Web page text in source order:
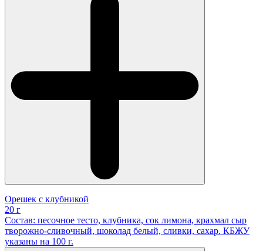
Орешек с клубникой
20 г
Состав: песочное тесто, клубника, сок лимона, крахмал сыр
творожно-сливочный, шоколад белый, сливки, сахар. КБЖУ
указаны на 100 г.